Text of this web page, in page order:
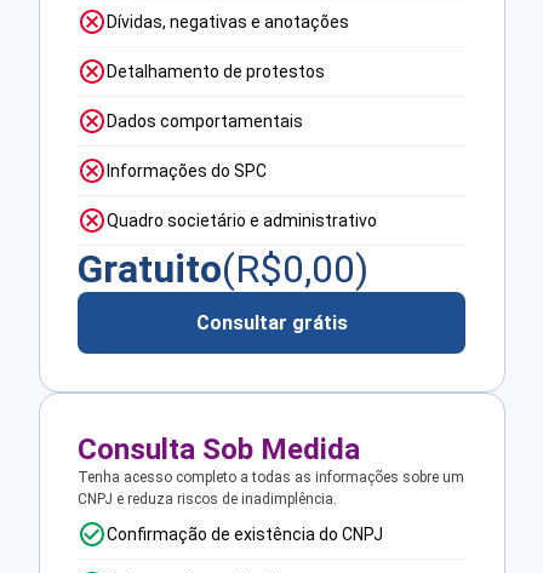
Dívidas, negativas e anotações
Detalhamento de protestos
Dados comportamentais
Informações do SPC
Quadro societário e administrativo
Gratuito(R$0,00)
Consultar grátis
Consulta Sob Medida
Tenha acesso completo a todas as informações sobre um
CNPJ e reduza riscos de inadimplência.
Confirmação de existência do CNPJ